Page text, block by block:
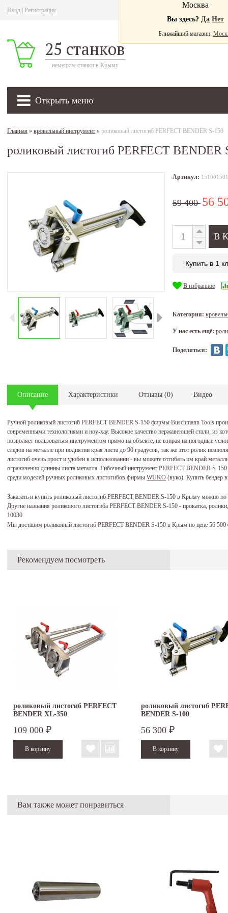
Вход Регистрация
25 станков
немецкие станки в Крыму
Открыть меню
Москва
Вы здесь? Да Нет
Ближайший магазин:
Главная » кровельный инструмент » роликовый листогиб PERFECT BENDER S-150
роликовый листогиб PERFECT BENDER
Артикул: 151001501
59 400 56
Купить в 1
В избранное
Категория:
У нас есть ещё:
Поделиться:
Описание Характеристики Отзывы (0) Видео
Ручной роликовый листогиб PERFECT BENDER S-150 фирмы Buschmann Tools
современными технологиями и ноу-хау. Высокое качество нержавеющей стали, из
позволяет пользоваться инструментом прямо на объекте, не взирая на погодные
следов на металле при поднятии края листа до 90 градусов, так же этот ролик
листогиб очень прост и удобен в использовании - вы можете отгибать им край
ограничения длинны листа металла. Гибочный инструмент PERFECT BENDER S-
среди моделей ручных роликовых листогибов фирмы WUKO (вуко). Купить бендер
Заказать и купить роликовый листогиб PERFECT BENDER S-150 в Крыму можно
Другие названия роликового листогиба PERFECT BENDER S-150 - прокатка,
10030
Мы доставим роликовый листогиб PERFECT BENDER S-150 в Крым по цене 56 500
Рекомендуем посмотреть
роликовый листогиб PERFECT
BENDER XL-350
109 000 ₽
роликовый листогиб
BENDER S-100
56 300 ₽
Вам также может понравиться